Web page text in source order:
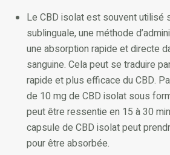
Le CBD isolat est souvent utilisé
sublinguale, une méthode
une absorption rapide et directe
sanguine. Cela peut se traduire
rapide et plus efficace du CBD.
de 10 mg de CBD isolat sous
peut être ressentie en 15 à 30
capsule de CBD isolat peut
pour être absorbée.